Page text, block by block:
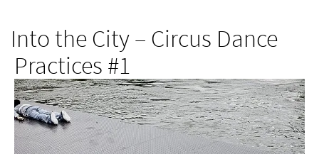
Into the City – Circus Dance
Practices #1